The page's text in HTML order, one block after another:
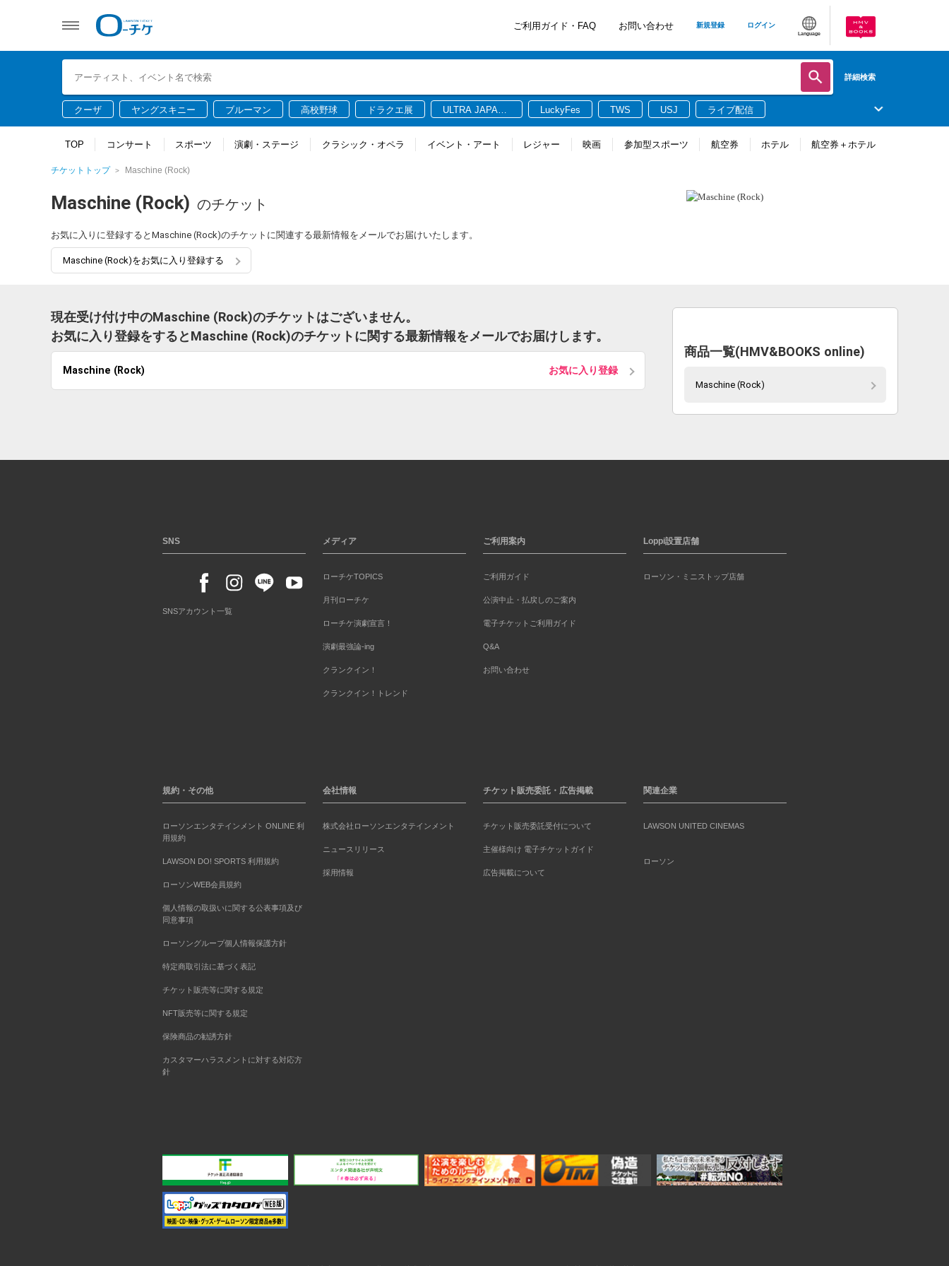
ご利用ガイド・FAQ お問い合わせ 新規登録 ログイン
Language
詳細検索
クーザ ヤングスキニー ブルーマン 高校野球 ドラクエ展
ULTRA JAPAN
LuckyFes TWS USJ ライブ配信
TOP コンサート スポーツ 演劇・ステージ クラシック・オペラ イベント・アート レジャー 映画 参加型スポーツ 航空券 ホテル 航空券＋ホテル
チケットトップ Maschine (Rock)
Maschine (Rock) のチケット
お気に入りに登録するとMaschine (Rock)のチケットに関連する最新情報をメールでお届けいたします。
Maschine (Rock)をお気に入り登録する
現在受け付け中のMaschine (Rock)のチケットはございません。
お気に入り登録をするとMaschine (Rock)のチケットに関する最新情報をメールでお届けします。
Maschine (Rock) お気に入り登録
商品一覧(HMV&BOOKS online)
Maschine (Rock)
SNS
SNSアカウント一覧
メディア
ローチケTOPICS
月刊ローチケ
ローチケ演劇宣言！
演劇最強論-ing
クランクイン！
クランクイン！トレンド
ご利用案内
ご利用ガイド
公演中止・払戻しのご案内
電子チケットご利用ガイド
Q&A
お問い合わせ
Loppi設置店舗
ローソン・ミニストップ店舗
規約・その他
ローソンエンタテインメント ONLINE 利
用規約
LAWSON DO! SPORTS 利用規約
ローソンWEB会員規約
個人情報の取扱いに関する公表事項及び
同意事項
ローソングループ個人情報保護方針
特定商取引法に基づく表記
チケット販売等に関する規定
NFT販売等に関する規定
保険商品の勧誘方針
カスタマーハラスメントに対する対応方
針
会社情報
株式会社ローソンエンタテインメント
ニュースリリース
採用情報
チケット販売委託・広告掲載
チケット販売委託受付について
主催様向け 電子チケットガイド
広告掲載について
関連企業
LAWSON UNITED CINEMAS
ローソン